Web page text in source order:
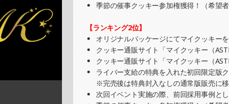
»もっと見る
2025/08/25
SHOWROOMでイベント開催（キャラクタ
»もっと見る
2025/08/24
SHOWROOMでの開催イベント結果（ホロ
»もっと見る
季節の催事クッキー参加権獲得！（希望者
【ランキング2位】
オリジナルパッケージにてマイクッキー
クッキー通販サイト「マイクッキー（
クッキー通販サイト「マイクッキー（
ライバー支給の特典を入れた初回限定版
※完売後は特典封入なしの通常版販売に
次回イベント実施の際、前回採用事例と